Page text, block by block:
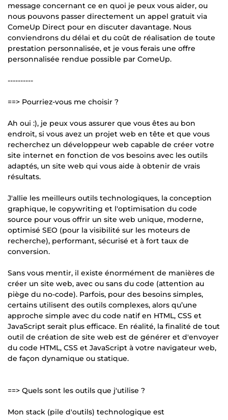
message concernant ce en quoi je peux vous aider, ou
nous pouvons passer directement un appel gratuit via
ComeUp Direct pour en discuter davantage. Nous
conviendrons du délai et du coût de réalisation de toute
prestation personnalisée, et je vous ferais une offre
personnalisée rendue possible par ComeUp.
----------
==> Pourriez-vous me choisir ?
Ah oui :), je peux vous assurer que vous êtes au bon
endroit, si vous avez un projet web en tête et que vous
recherchez un développeur web capable de créer votre
site internet en fonction de vos besoins avec les outils
adaptés, un site web qui vous aide à obtenir de vrais
résultats.
J'allie les meilleurs outils technologiques, la conception
graphique, le copywriting et l'optimisation du code
source pour vous offrir un site web unique, moderne,
optimisé SEO (pour la visibilité sur les moteurs de
recherche), performant, sécurisé et à fort taux de
conversion.
Sans vous mentir, il existe énormément de manières de
créer un site web, avec ou sans du code (attention au
piège du no-code). Parfois, pour des besoins simples,
certains utilisent des outils complexes, alors qu’une
approche simple avec du code natif en HTML, CSS et
JavaScript serait plus efficace. En réalité, la finalité de tout
outil de création de site web est de générer et d'envoyer
du code HTML, CSS et JavaScript à votre navigateur web,
de façon dynamique ou statique.
==> Quels sont les outils que j'utilise ?
Mon stack (pile d'outils) technologique est